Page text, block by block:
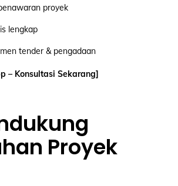
proyek
lengkap
tender & pengadaan
– Konsultasi Sekarang]
Proyek